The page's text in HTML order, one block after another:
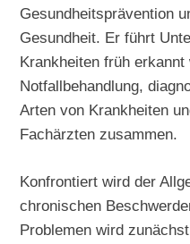
Gesundheitsprävention
Gesundheit. Er führt
Krankheiten früh
Notfallbehandlung,
Arten von Krankheiten
Fachärzten zusammen.
Konfrontiert wird der
chronischen
Problemen wird